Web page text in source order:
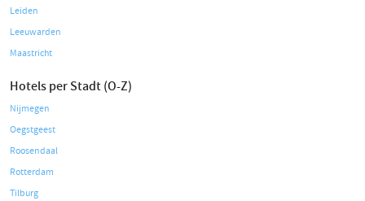
Leiden
Leeuwarden
Maastricht
Hotels per Stadt (O-Z)
Nijmegen
Oegstgeest
Roosendaal
Rotterdam
Tilburg